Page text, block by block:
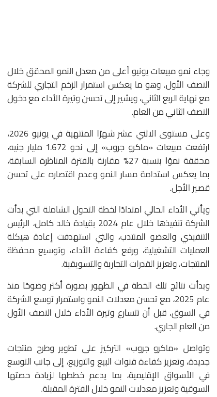
وجاء نمو مبيعات يونيو أعلى من معدل النمو المحقق خلال
النصف الأول، وهو ما يعكس استمرار الزخم التجاري للشركة
مع نهاية الربع الثاني، ويشير إلى تحسن وتيرة الأداء مع دخول
النصف الثاني من العام.
وعلى مستوى الاثني عشر شهرًا المنتهية في يونيو 2026،
ارتفعت مبيعات «ماكرو جروب» إلى نحو 1.672 مليار جنيه،
محققة نموًا بنسبة 27% مقارنة بالفترة المناظرة السابقة،
بما يعكس استدامة مسار النمو وعدم اقتصاره على تحسن
قصير الأجل.
ويأتي الأداء الحالي امتدادًا لخطة التحول الشاملة التي بدأت
الشركة تنفيذها خلال عام 2024 بقيادة خالد كامل، الرئيس
التنفيذي والعضو المنتدب، والتي استهدفت إعادة هيكلة
العمليات التشغيلية، ورفع كفاءة الأداء، وتوسيع محفظة
المنتجات، وتعزيز القدرات التجارية والتسويقية.
وبدأت نتائج تلك الخطة في الظهور بصورة أكثر وضوحًا منذ
عام 2025، مع تحسن معدلات النمو واستمرار توسع الشركة
في السوق، قبل أن تتسارع وتيرة الأداء خلال النصف الأول
من العام الجاري.
وتواصل «ماكرو جروب» التركيز على تطوير وطرح منتجات
جديدة، وتعزيز كفاءة قنوات البيع والتوزيع، إلى جانب التوسع
في الأسواق الإقليمية، بما يدعم خططها لزيادة حصتها
السوقية وتعزيز معدلات النمو خلال الفترة المقبلة.